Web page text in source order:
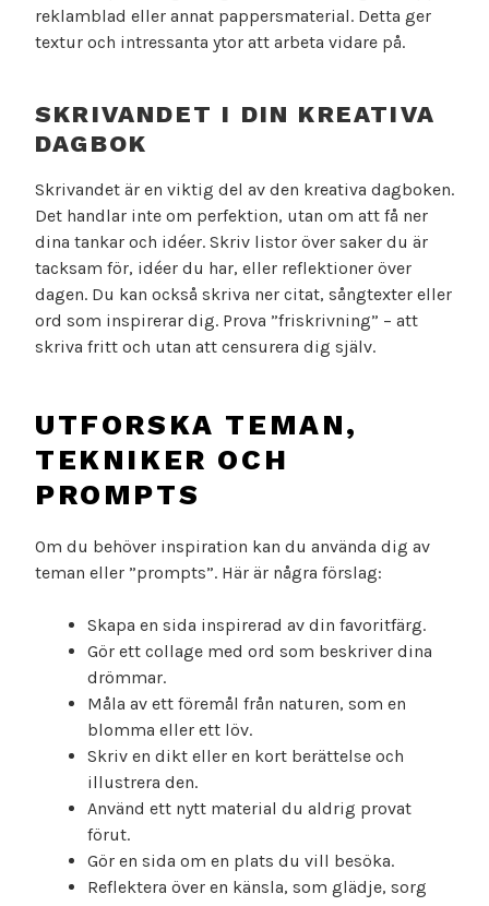
reklamblad eller annat pappersmaterial. Detta ger
textur och intressanta ytor att arbeta vidare på.
SKRIVANDET I DIN KREATIVA
DAGBOK
Skrivandet är en viktig del av den kreativa dagboken.
Det handlar inte om perfektion, utan om att få ner
dina tankar och idéer. Skriv listor över saker du är
tacksam för, idéer du har, eller reflektioner över
dagen. Du kan också skriva ner citat, sångtexter eller
ord som inspirerar dig. Prova ”friskrivning” – att
skriva fritt och utan att censurera dig själv.
UTFORSKA TEMAN,
TEKNIKER OCH
PROMPTS
Om du behöver inspiration kan du använda dig av
teman eller ”prompts”. Här är några förslag:
Skapa en sida inspirerad av din favoritfärg.
Gör ett collage med ord som beskriver dina
drömmar.
Måla av ett föremål från naturen, som en
blomma eller ett löv.
Skriv en dikt eller en kort berättelse och
illustrera den.
Använd ett nytt material du aldrig provat
förut.
Gör en sida om en plats du vill besöka.
Reflektera över en känsla, som glädje, sorg